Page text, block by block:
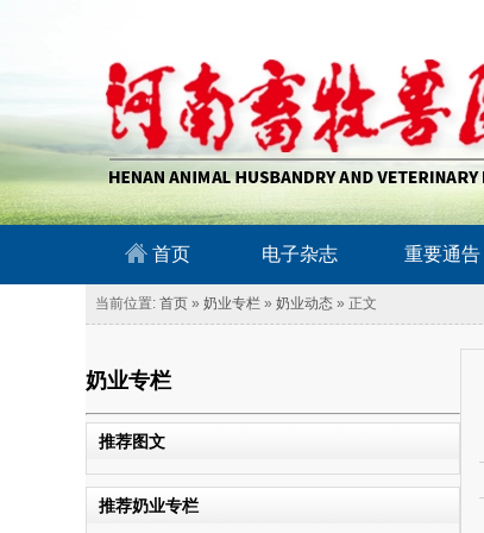
首页 电子杂志 重要通告
当前位置: 首页 » 奶业专栏 » 奶业动态 » 正文
奶业专栏
推荐图文
推荐奶业专栏